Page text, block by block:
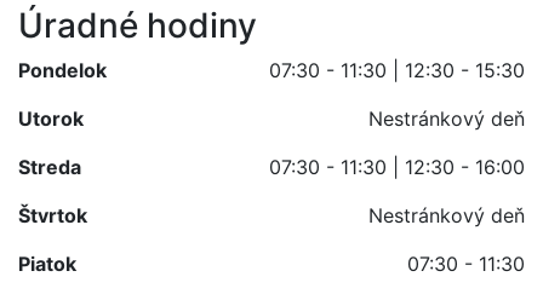
Úradné hodiny
Pondelok
07:30 - 11:30 | 12:30 - 15:30
Utorok
Nestránkový deň
Streda
07:30 - 11:30 | 12:30 - 16:00
Štvrtok
Nestránkový deň
Piatok
07:30 - 11:30